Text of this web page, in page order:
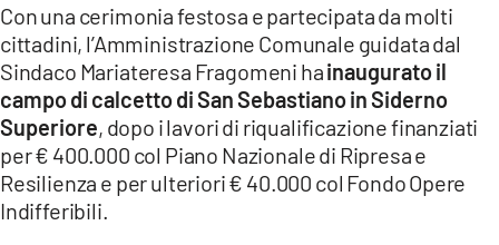
LACPLAY.IT
LACTV.IT
LACONAIR.IT
LACITYMAG.IT
Con una cerimonia festosa e partecipata da molti
cittadini, l’Amministrazione Comunale guidata dal
Sindaco Mariateresa Fragomeni hainaugurato il
campo di calcetto di San Sebastiano in Siderno
Superiore, dopo i lavori di riqualificazione finanziati
per € 400.000 col Piano Nazionale di Ripresa e
Resilienza e per ulteriori € 40.000 col Fondo Opere
Indifferibili.